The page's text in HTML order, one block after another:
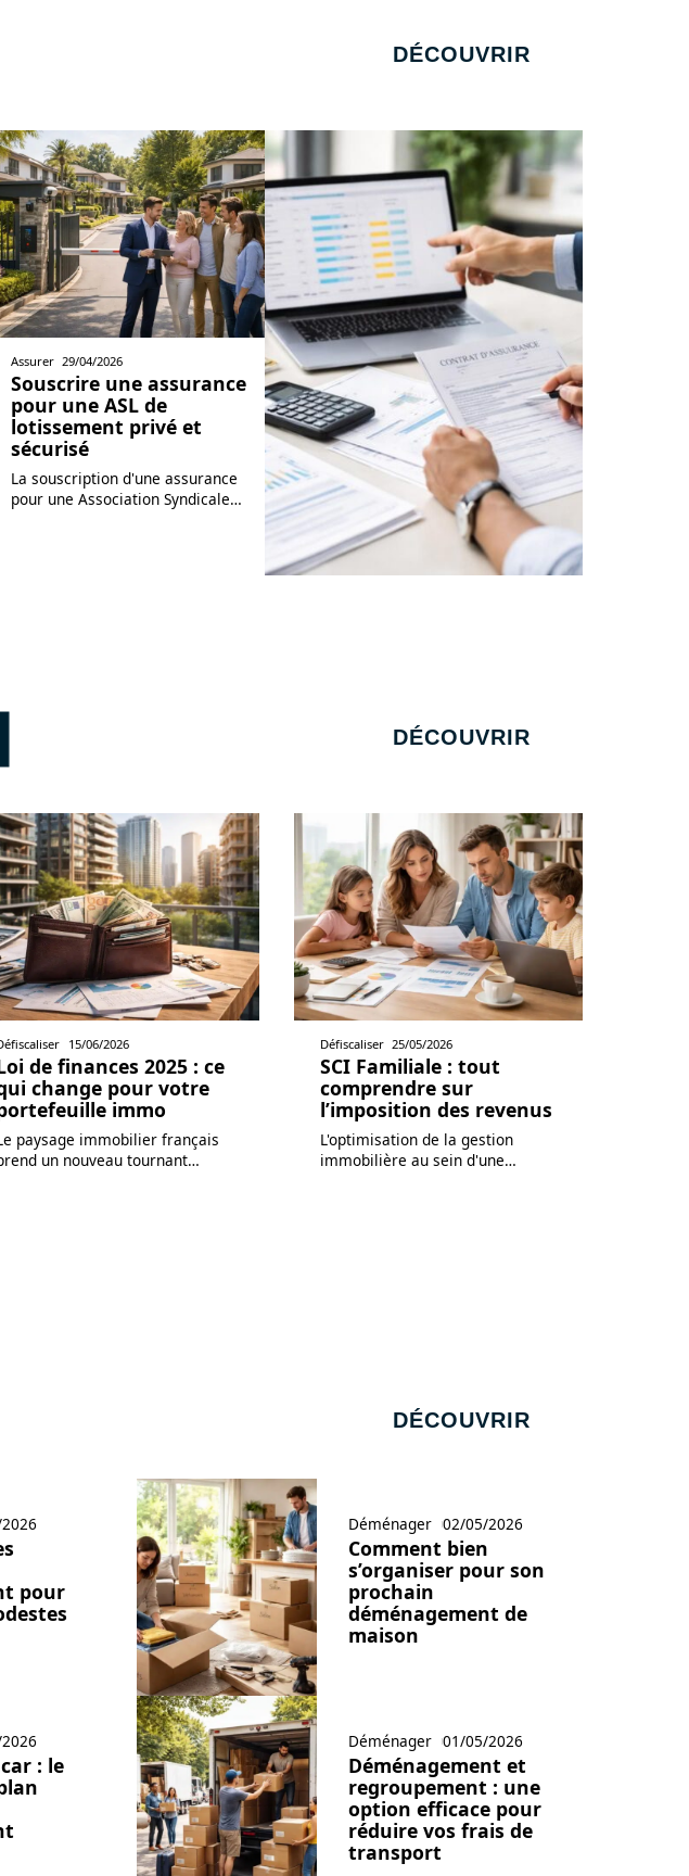
DÉCOUVRIR
Assurer 29/04/2026
Souscrire une assurance
pour une ASL de
lotissement privé et
sécurisé
La souscription d'une assurance
pour une Association Syndicale…
DÉCOUVRIR
15/06/2026
de finances 2025 : ce
change pour votre
immo
paysage immobilier français
un nouveau tournant…
Défiscaliser 25/05/2026
SCI Familiale : tout
comprendre sur
l’imposition des revenus
L'optimisation de la gestion
immobilière au sein d'une…
DÉCOUVRIR
pour
Déménager 02/05/2026
Comment bien
s’organiser pour son
prochain
déménagement de
maison
: le
Déménager 01/05/2026
Déménagement et
regroupement : une
option efficace pour
réduire vos frais de
transport